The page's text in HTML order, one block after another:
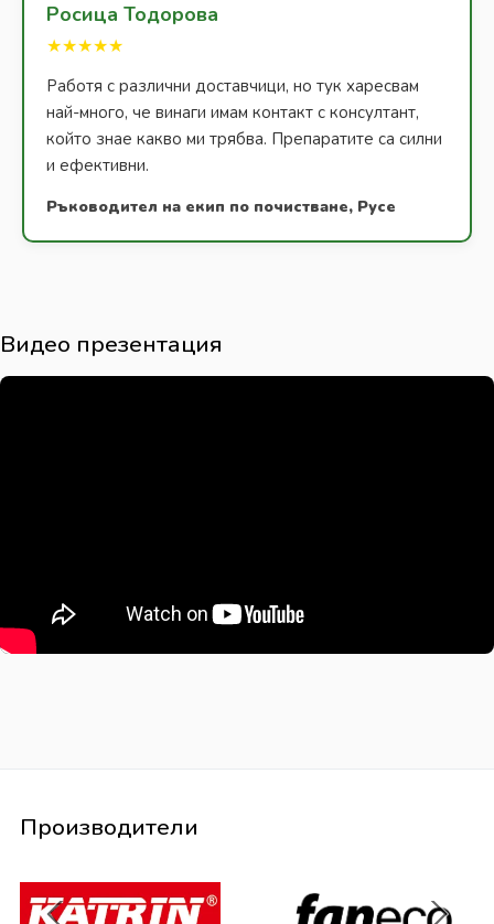
Росица Тодорова
★★★★★
Работя с различни доставчици, но тук харесвам
най-много, че винаги имам контакт с консултант,
който знае какво ми трябва. Препаратите са силни
и ефективни.
Ръководител на екип по почистване, Русе
Видео презентация
Производители